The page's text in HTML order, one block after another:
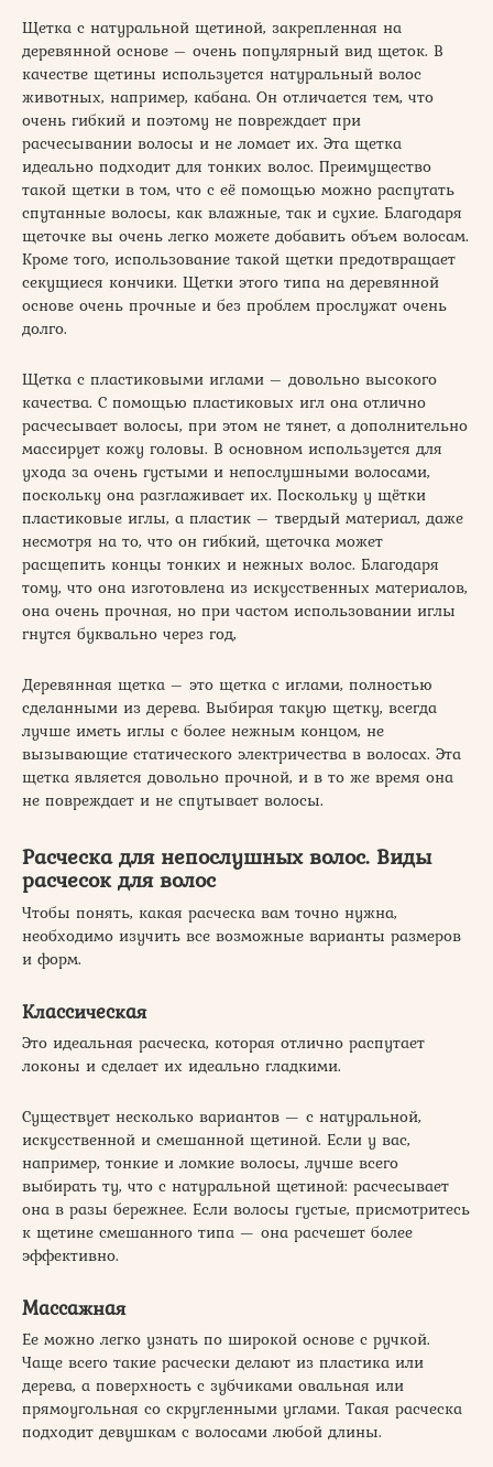
Щетка с натуральной щетиной, закрепленная на
деревянной основе – очень популярный вид щеток. В
качестве щетины используется натуральный волос
животных, например, кабана. Он отличается тем, что
очень гибкий и поэтому не повреждает при
расчесывании волосы и не ломает их. Эта щетка
идеально подходит для тонких волос. Преимущество
такой щетки в том, что с её помощью можно распутать
спутанные волосы, как влажные, так и сухие. Благодаря
щеточке вы очень легко можете добавить объем волосам.
Кроме того, использование такой щетки предотвращает
секущиеся кончики. Щетки этого типа на деревянной
основе очень прочные и без проблем прослужат очень
долго.
Щетка с пластиковыми иглами – довольно высокого
качества. С помощью пластиковых игл она отлично
расчесывает волосы, при этом не тянет, а дополнительно
массирует кожу головы. В основном используется для
ухода за очень густыми и непослушными волосами,
поскольку она разглаживает их. Поскольку у щётки
пластиковые иглы, а пластик – твердый материал, даже
несмотря на то, что он гибкий, щеточка может
расщепить концы тонких и нежных волос. Благодаря
тому, что она изготовлена из искусственных материалов,
она очень прочная, но при частом использовании иглы
гнутся буквально через год,
Деревянная щетка – это щетка с иглами, полностью
сделанными из дерева. Выбирая такую щетку, всегда
лучше иметь иглы с более нежным концом, не
вызывающие статического электричества в волосах. Эта
щетка является довольно прочной, и в то же время она
не повреждает и не спутывает волосы.
Расческа для непослушных волос. Виды
расчесок для волос
Чтобы понять, какая расческа вам точно нужна,
необходимо изучить все возможные варианты размеров
и форм.
Классическая
Это идеальная расческа, которая отлично распутает
локоны и сделает их идеально гладкими.
Существует несколько вариантов — с натуральной,
искусственной и смешанной щетиной. Если у вас,
например, тонкие и ломкие волосы, лучше всего
выбирать ту, что с натуральной щетиной: расчесывает
она в разы бережнее. Если волосы густые, присмотритесь
к щетине смешанного типа — она расчешет более
эффективно.
Массажная
Ее можно легко узнать по широкой основе с ручкой.
Чаще всего такие расчески делают из пластика или
дерева, а поверхность с зубчиками овальная или
прямоугольная со скругленными углами. Такая расческа
подходит девушкам с волосами любой длины.